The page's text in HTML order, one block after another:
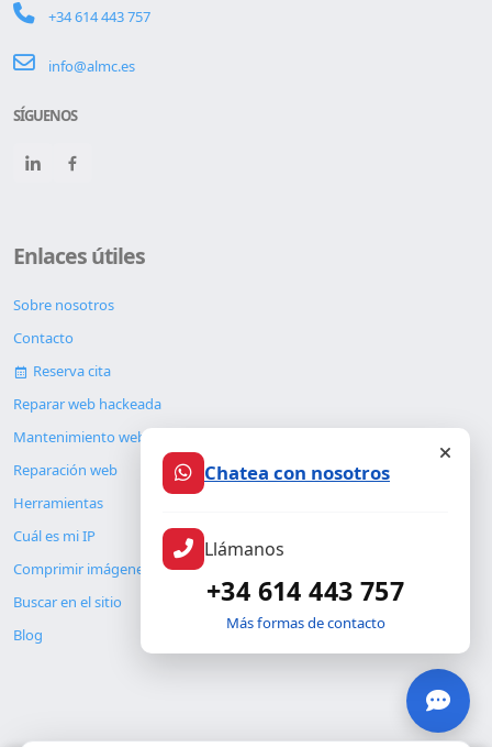
+34 614 443 757
info@almc.es
SÍGUENOS
Enlaces útiles
Sobre nosotros
Contacto
Reserva cita
Reparar web hackeada
Mantenimiento web
Reparación web
Herramientas
Cuál es mi IP
Comprimir imágenes
Buscar en el sitio
Blog
Chatea con nosotros
Llámanos
+34 614 443 757
Más formas de contacto